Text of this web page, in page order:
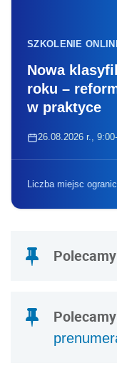
SZKOLENIE
Nowa
roku –
w praktyce
26.08.2026 r.,
Liczba miejsc
Polecamy